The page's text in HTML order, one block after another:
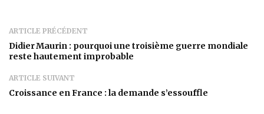
ARTICLE PRÉCÉDENT
Didier Maurin : pourquoi une troisième guerre mondiale
reste hautement improbable
ARTICLE SUIVANT
Croissance en France : la demande s’essouffle